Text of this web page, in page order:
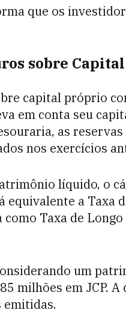
que os
sobre
capital próprio
em conta seu
as
nos exercícios
líquido, o
equivalente a Taxa
Taxa de
um
milhões em JCP.
emitidas.